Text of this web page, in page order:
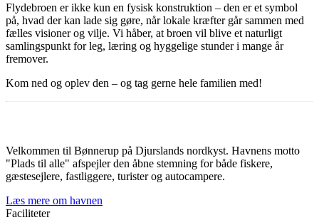
Flydebroen er ikke kun en fysisk konstruktion – den er et symbol
på, hvad der kan lade sig gøre, når lokale kræfter går sammen med
fælles visioner og vilje. Vi håber, at broen vil blive et naturligt
samlingspunkt for leg, læring og hyggelige stunder i mange år
fremover.
Kom ned og oplev den – og tag gerne hele familien med!
Velkommen til Bønnerup på Djurslands nordkyst. Havnens motto
"Plads til alle" afspejler den åbne stemning for både fiskere,
gæstesejlere, fastliggere, turister og autocampere.
Læs mere om havnen
Faciliteter